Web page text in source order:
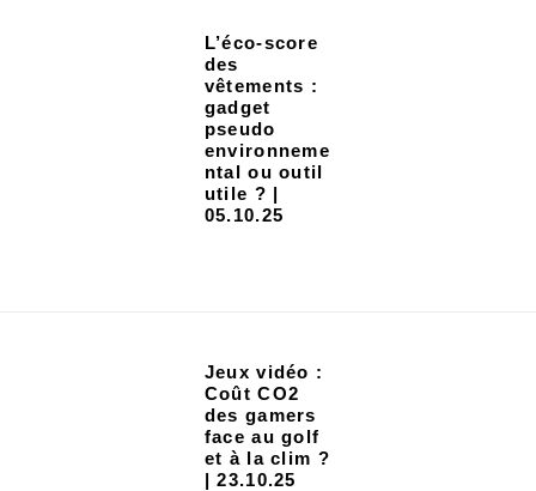
L’éco-score
des
vêtements :
gadget
pseudo
environneme
ntal ou outil
utile ? |
05.10.25
Jeux vidéo :
Coût CO2
des gamers
face au golf
et à la clim ?
| 23.10.25